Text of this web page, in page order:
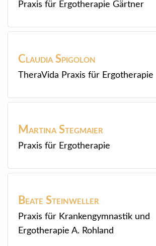
Praxis für Ergotherapie Gärtner
Claudia Spigolon
TheraVida Praxis für Ergotherapie
Martina Stegmaier
Praxis für Ergotherapie
Beate Steinweller
Praxis für Krankengymnastik und
Ergotherapie A. Rohland